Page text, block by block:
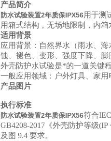
产品简介
防水试验装置2年质保IPX56用于测
用箱式结构，无场地限制，内
适用背景
应用背景：自然界水（雨水、
蚀、褪色、变形、强度下降、
外壳防护水试验是*的一道关键程
一般应用领域：户外灯具、家用
产品图片
执行标准
防水试验装置2年质保IPX56符合
GB4208-2017《外壳防护等级(IP
及图 9.4 要求。